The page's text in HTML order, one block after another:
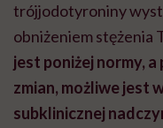
trójjodotyroniny
obniżeniem stężenia
jest poniżej normy,
zmian, możliwe jest
subklinicznej